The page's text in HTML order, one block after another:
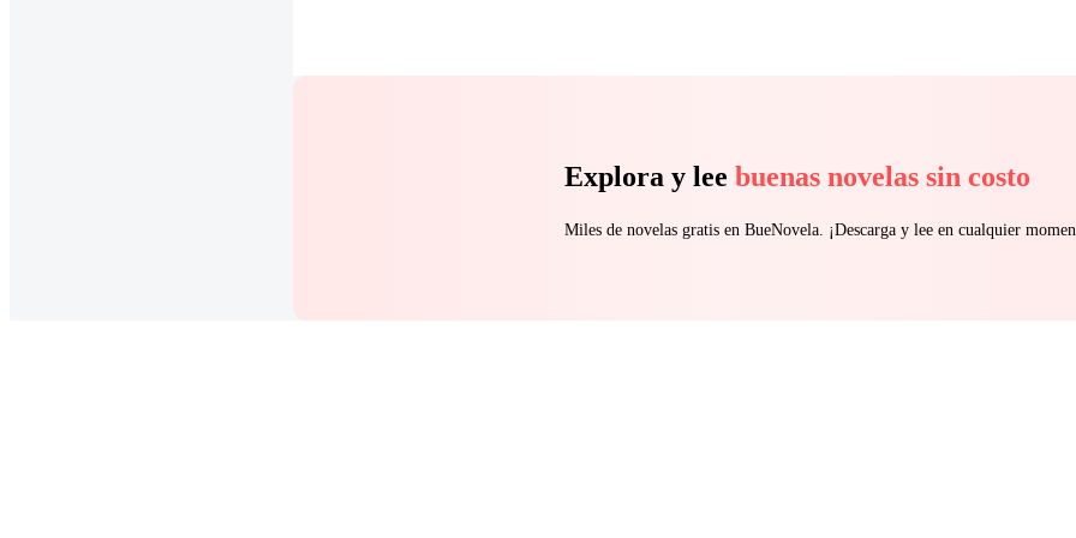
Explora y lee buenas novelas sin costo
Miles de novelas gratis en BueNovela. ¡Descarga y lee en cualquier